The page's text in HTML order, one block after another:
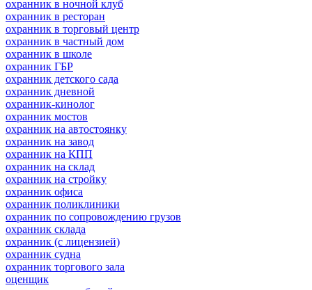
охранник в ночной клуб
охранник в ресторан
охранник в торговый центр
охранник в частный дом
охранник в школе
охранник ГБР
охранник детского сада
охранник дневной
охранник-кинолог
охранник мостов
охранник на автостоянку
охранник на завод
охранник на КПП
охранник на склад
охранник на стройку
охранник офиса
охранник поликлиники
охранник по сопровождению грузов
охранник склада
охранник (с лицензией)
охранник судна
охранник торгового зала
оценщик